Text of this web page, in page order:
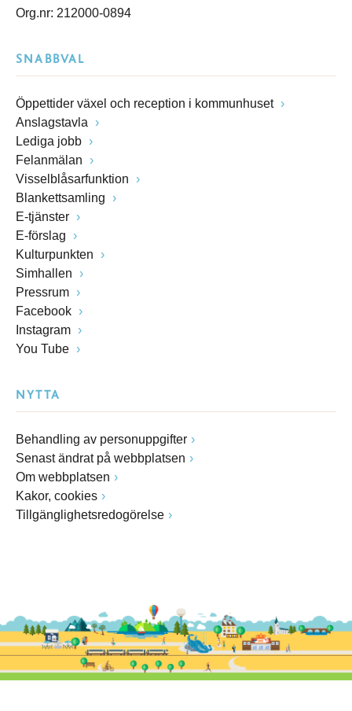
Org.nr: 212000-0894
SNABBVAL
Öppettider växel och reception i kommunhuset
Anslagstavla
Lediga jobb
Felanmälan
Visselblåsarfunktion
Blankettsamling
E-tjänster
E-förslag
Kulturpunkten
Simhallen
Pressrum
Facebook
Instagram
You Tube
NYTTA
Behandling av personuppgifter
Senast ändrat på webbplatsen
Om webbplatsen
Kakor, cookies
Tillgänglighetsredogörelse